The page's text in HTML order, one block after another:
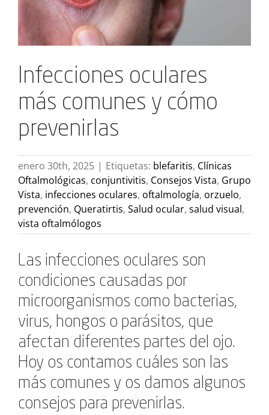
Infecciones oculares
más comunes y cómo
prevenirlas
enero 30th, 2025 | Etiquetas: blefaritis, Clínicas
Oftalmológicas, conjuntivitis, Consejos Vista, Grupo
Vista, infecciones oculares, oftalmología, orzuelo,
prevención, Queratirtis, Salud ocular, salud visual,
vista oftalmólogos
Las infecciones oculares son
condiciones causadas por
microorganismos como bacterias,
virus, hongos o parásitos, que
afectan diferentes partes del ojo.
Hoy os contamos cuáles son las
más comunes y os damos algunos
consejos para prevenirlas.